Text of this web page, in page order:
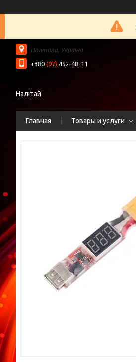
Полтава, Україна
+380 (97) 452-48-11
Налітай
Главная Товары и услуги